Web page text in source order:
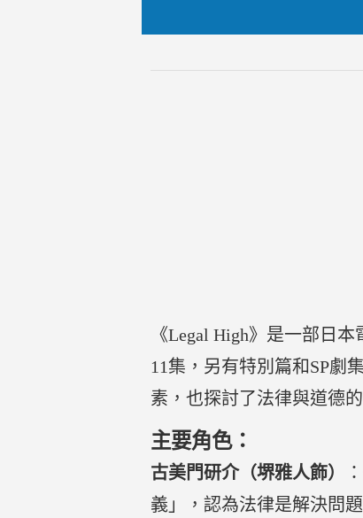
《Legal High》是一部日
11集，另有特別篇和SP劇
素，也探討了法律與道德
主要角色：
古美門研介（堺雅人飾）
義」，認為法律是解決問